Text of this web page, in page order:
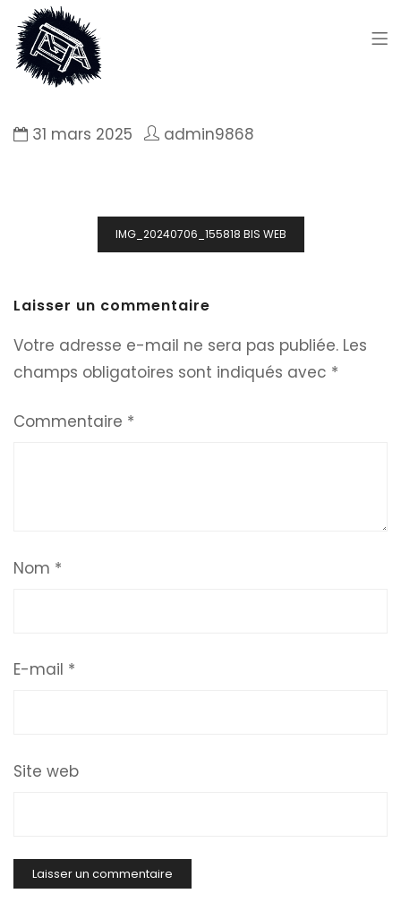
31 mars 2025 admin9868
NavigationIMG_20240706_155818 BIS WEB
Laisser un commentaire
Votre adresse e-mail ne sera pas publiée. Les
champs obligatoires sont indiqués avec *
Commentaire *
Nom *
E-mail *
Site web